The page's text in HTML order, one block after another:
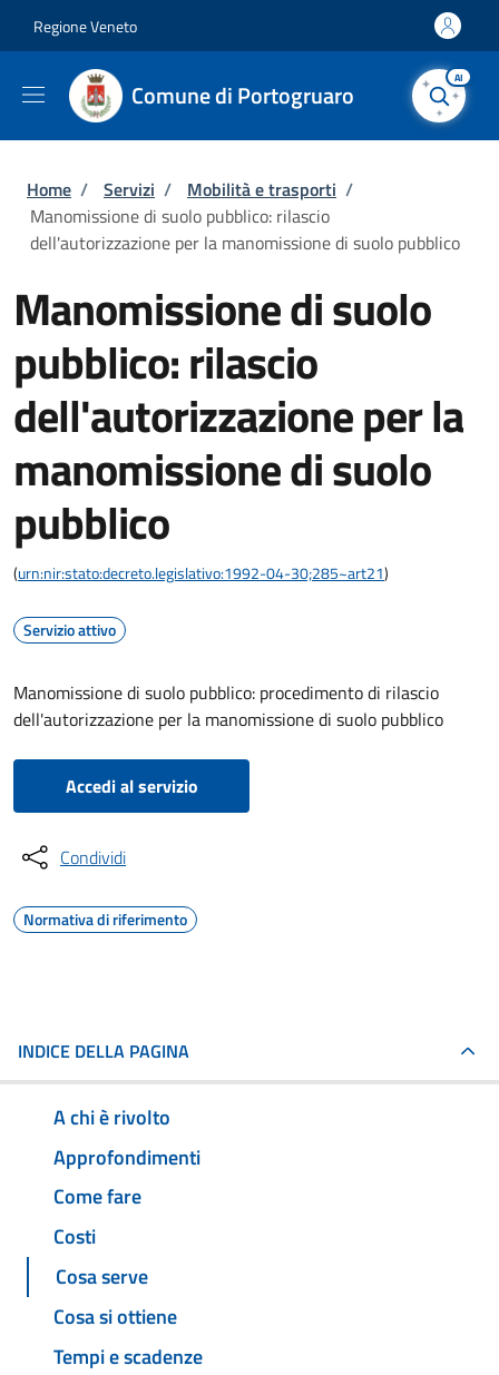
Regione Veneto
Comune di Portogruaro
AI
Briciole di pane
Home / Servizi / Mobilità e trasporti /
Manomissione di suolo pubblico: rilascio
dell'autorizzazione per la manomissione di suolo pubblico
Manomissione di suolo
pubblico: rilascio
dell'autorizzazione per la
manomissione di suolo
pubblico
(urn:nir:stato:decreto.legislativo:1992-04-30;285~art21)
Servizio attivo
Manomissione di suolo pubblico: procedimento di rilascio
dell'autorizzazione per la manomissione di suolo pubblico
Accedi al servizio
Condividi
Normativa di riferimento
INDICE DELLA PAGINA
A chi è rivolto
Approfondimenti
Come fare
Costi
Cosa serve
Cosa si ottiene
Tempi e scadenze